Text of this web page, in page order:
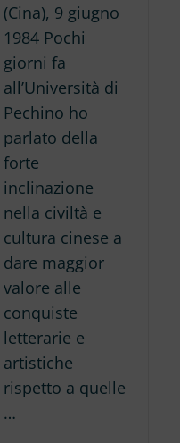
(Cina), 9 giugno
1984 Pochi
giorni fa
all’Università di
Pechino ho
parlato della
forte
inclinazione
nella civiltà e
cultura cinese a
dare maggior
valore alle
conquiste
letterarie e
artistiche
rispetto a quelle
…